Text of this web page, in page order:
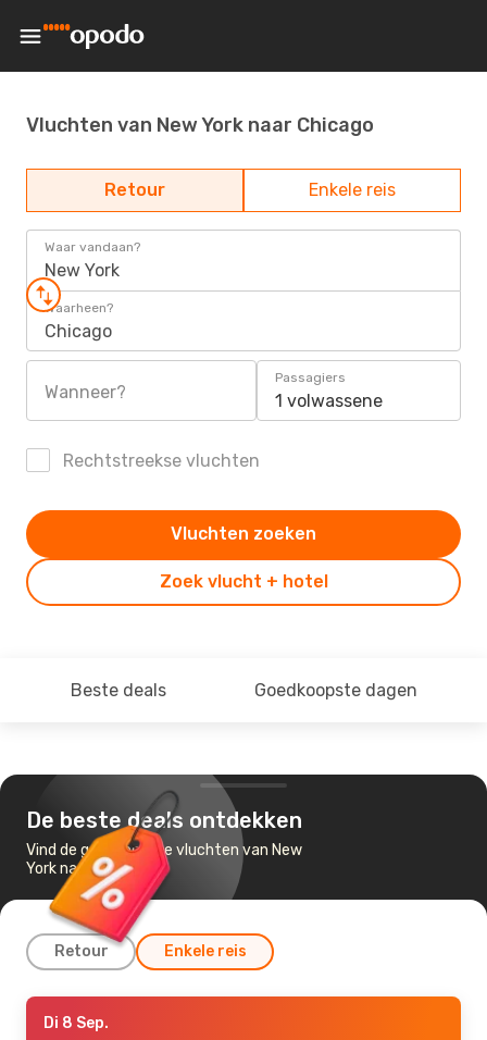
Vluchten van New York naar Chicago
Retour Enkele reis
Waar vandaan?
New York
Waarheen?
Chicago
Wanneer?
Passagiers
1 volwassene
Rechtstreekse vluchten
Zoek vlucht + hotel
Vluchten zoeken
Beste deals Goedkoopste dagen
De beste deals ontdekken
Vind de goedkoopste vluchten van New
York naar Chicago
Retour Enkele reis
Do 10 Sep.
Di 8 Sep.